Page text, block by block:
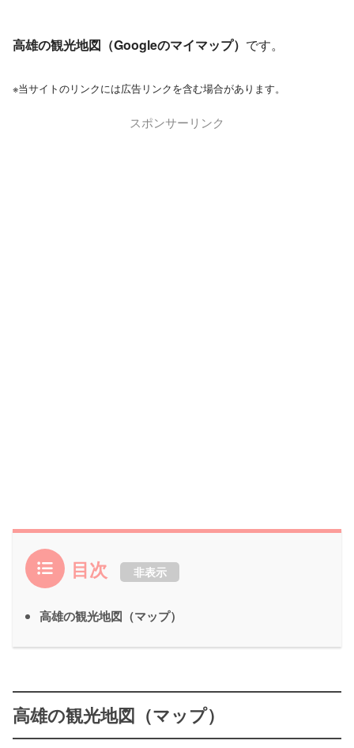
高雄の観光地図（Googleのマイマップ） です。
※当サイトのリンクには広告リンクを含む場合があります。
スポンサーリンク
目次 非表示
高雄の観光地図（マップ）
高雄の観光地図（マップ）